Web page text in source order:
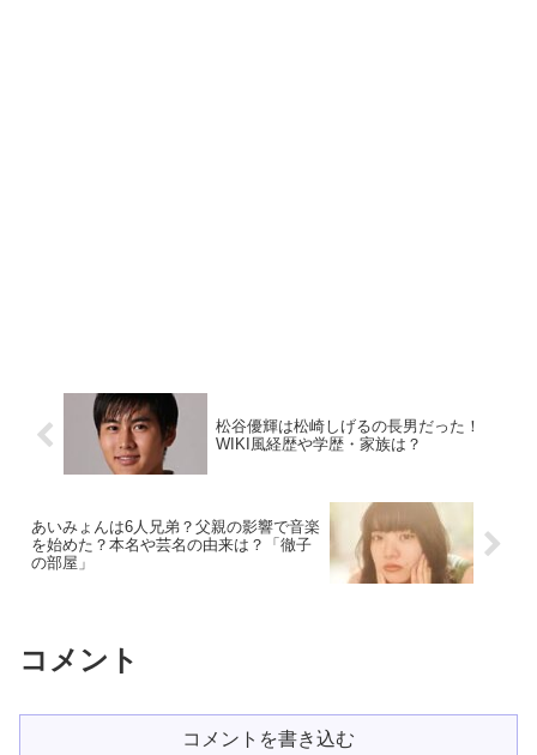
松谷優輝は松崎しげるの長男だった！
WIKI風経歴や学歴・家族は？
あいみょんは6人兄弟？父親の影響で音楽
を始めた？本名や芸名の由来は？「徹子
の部屋」
コメント
コメントを書き込む